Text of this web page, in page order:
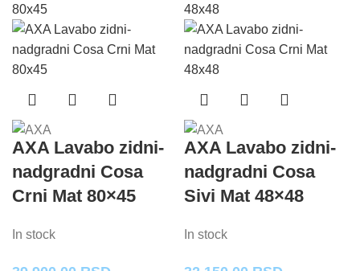
AXA Lavabo zidni-
nadgradni Cosa
Crni Mat 80×45
In stock
AXA Lavabo zidni-
nadgradni Cosa
Sivi Mat 48×48
In stock